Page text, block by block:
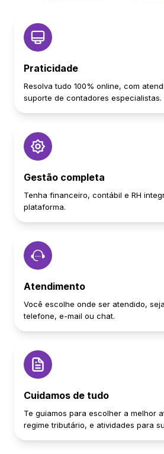
Praticidade
Resolva tudo 100% online, com
suporte de contadores especialistas.
Gestão completa
Tenha financeiro, contábil e RH
plataforma.
Atendimento
Você escolhe onde ser atendido,
telefone, e-mail ou chat.
Cuidamos de tudo
Te guiamos para escolher a melhor
regime tributário, e atividades para